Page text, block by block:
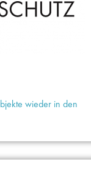
wieder in den